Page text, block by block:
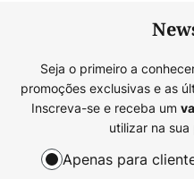
Seja o primeiro a
promoções exclusivas e as
Inscreva-se e receba um
utilizar na
Apenas para